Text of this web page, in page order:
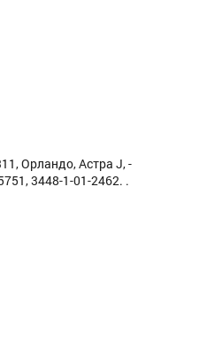
Орландо, Астра J, -
3448-1-01-2462. .